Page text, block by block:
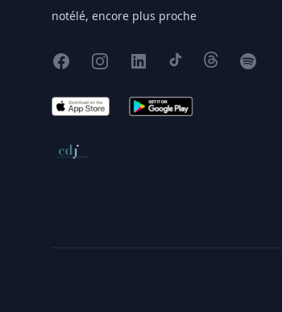
notélé, encore plus proche
FacebookInstagram
X TikTokThreadsSpotify
App Store Google Play
Conseil de déontologie journalistique